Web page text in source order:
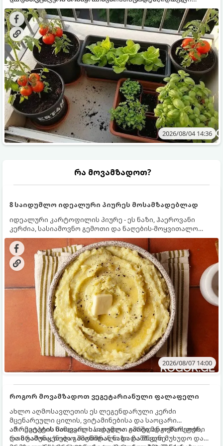
ყოველდღიურად ახალ, არომატულ მწვანილსა და
ბოსტნეულს მოკრეფთ.
კულტურები ეგუებიან ქოთნის პირობებს ყველაზე კარგად
და როგორ მოუაროთ მათ სწორად.
2026/08/04 14:36
რა მოვამზადოთ?
8 საიდუმლო იდეალური პიურეს მოსამზადებლად
იდეალური კარტოფილის პიურე - ეს ნაზი, ჰაეროვანი
კერძია, სასიამოვნო გემოთი და ნაღების-მოყვითალო
ფერით. მისი მომზადება ძალიან მარტივია, მაგრამ
არსებობს რამდენიმე საიდუმლო, რომლებიც უნდა
იცოდეთ, რომ პიურე იდეალურად გემრიელი გამოვიდეს.
2026/08/07 14:00
როგორ მოვამზადოთ ვეგეტარიანული ფალაფელი
ახლო აღმოსავლეთის ეს ლეგენდარული კერძი
მცენარეული ცილის, ვიტამინებისა და საოცარი
არომატების ნამდვილი საბადოა. გარედან ოქროსფერი
და ხრაშუნა, ხოლო შიგნიდან ნაზი და მწვანე
ამ რეცეპტის მთავარი საიდუმლო იმაში მდგომარეობს,
რომ გამოიყენება გამომშრალი და ჩამბალი მუხუდო და